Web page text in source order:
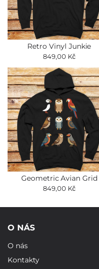
Retro Vinyl Junkie
849,00 Kč
Geometric Avian Grid
849,00 Kč
O NÁS
O nás
Kontakty